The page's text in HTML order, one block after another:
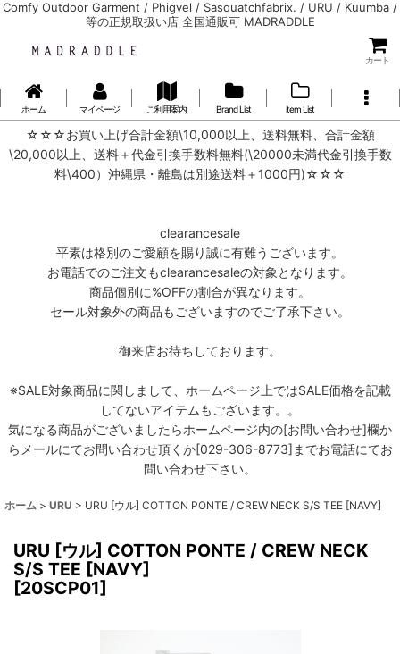
Comfy Outdoor Garment / Phigvel / Sasquatchfabrix. / URU / Kuumba /
等の正規取扱い店 全国通販可 MADRADDLE
カート
ホーム マイページ ご利用案内 Brand List item List
☆☆☆お買い上げ合計金額\10,000以上、送料無料、合計金額
\20,000以上、送料＋代金引換手数料無料(\20000未満代金引換手数
料\400）沖縄県・離島は別途送料＋1000円)☆☆☆
clearancesale
平素は格別のご愛顧を賜り誠に有難うございます。
お電話でのご注文もclearancesaleの対象となります。
商品個別に%OFFの割合が異なります。
セール対象外の商品もございますのでご了承下さい。
御来店お待ちしております。
※SALE対象商品に関しまして、ホームページ上ではSALE価格を記載
してないアイテムもございます。。
気になる商品がございましたらホームページ内の[お問い合わせ]欄か
らメールにてお問い合わせ頂くか[029-306-8773]までお電話にてお
問い合わせ下さい。
ホーム > URU > URU [ウル] COTTON PONTE / CREW NECK S/S TEE [NAVY]
URU [ウル] COTTON PONTE / CREW NECK
S/S TEE [NAVY]
[20SCP01]